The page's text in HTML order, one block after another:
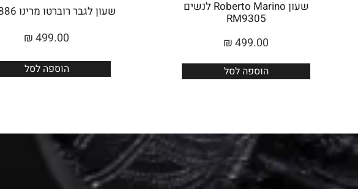
שעון Roberto Marino לנשים
RM9305
499.00
₪
הוספה לסל
שעון לגבר רוברטו מרינו RM4886
499.00
₪
הוספה לסל